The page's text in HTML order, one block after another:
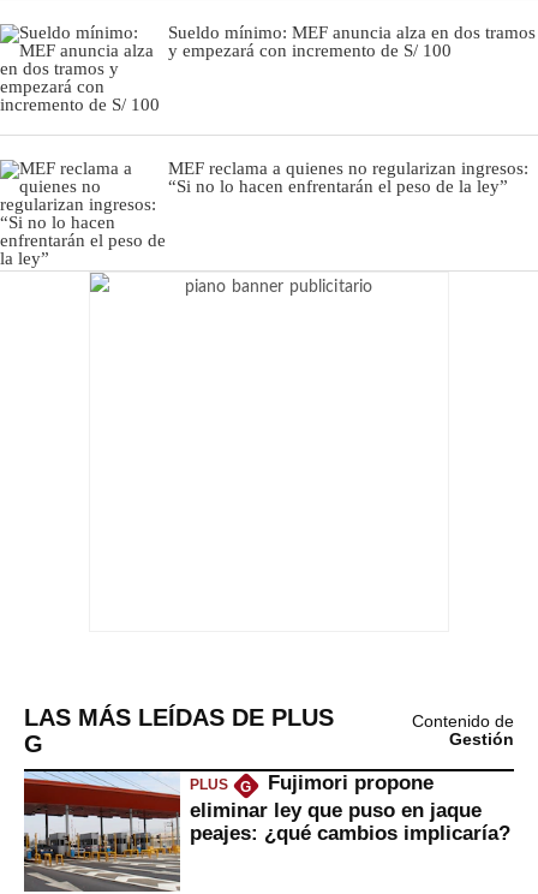
Sueldo mínimo: MEF anuncia alza en dos tramos
y empezará con incremento de S/ 100
MEF reclama a quienes no regularizan ingresos:
“Si no lo hacen enfrentarán el peso de la ley”
LAS MÁS LEÍDAS DE PLUS
G
Contenido de
Gestión
PLUS G
Fujimori propone
eliminar ley que puso en jaque
peajes: ¿qué cambios implicaría?